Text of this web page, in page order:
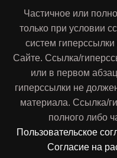
Частичное или
только при условии
систем
Сайте. Ссылка/
или в первом
гиперссылки не
материала. Ссылка/
полного либо
Пользовательское
Согласие на